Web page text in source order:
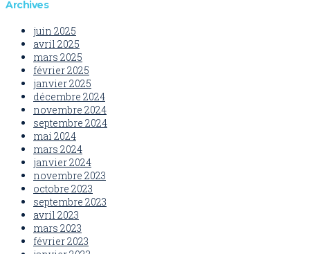
Archives
juin 2025
avril 2025
mars 2025
février 2025
janvier 2025
décembre 2024
novembre 2024
septembre 2024
mai 2024
mars 2024
janvier 2024
novembre 2023
octobre 2023
septembre 2023
avril 2023
mars 2023
février 2023